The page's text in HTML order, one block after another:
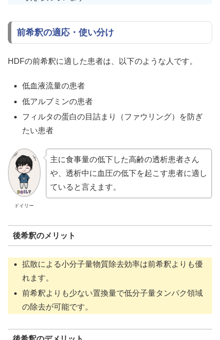
前希釈の適応・使い分け
HDFの前希釈に適した患者は、以下のような人です。
低血液流量の患者
低アルブミンの患者
フィルタの蛋白の目詰まり（ファウリング）を防ぎ
たい患者
ドイリー
主に食事量の低下した高齢の透析患者さん
や、透析中に血圧の低下を起こす患者に適し
ていると言えます。
後希釈のメリット
拡散による小分子量物質除去効率は前希釈よりも優
れます。
前希釈よりも少ない置換量で低分子量タンパク領域
の除去が可能です。